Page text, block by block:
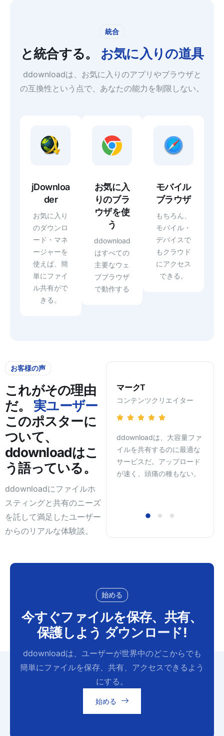
統合
と統合する。 お気に入りの道具
ddownloadは、お気に入りのアプリやブラウザと
の互換性という点で、あなたの能力を制限しない。
jDownloa
der
お気に入り
のダウンロ
ード・マネ
ージャーを
使えば、簡
単にファイ
ル共有がで
きる。
お気に入
りのブラ
ウザを使
う
ddownload
はすべての
主要なウェ
ブブラウザ
で動作する
モバイル
ブラウザ
もちろん、
モバイル・
デバイスで
もクラウド
にアクセス
できる。
お客様の声
これがその理由
だ。 実ユーザー
このポスターに
ついて、
ddownloadはこ
う語っている。
ddownloadにファイルホ
スティングと共有のニーズ
を託して満足したユーザー
からのリアルな体験談。
ジャマールA.
デジタルマーケター
他のホストも試したが、
ddownloadのファイル管理
と支払いオプションは無敵
だ。
マークT
コンテンツクリエイター
ddownloadは、大容量ファ
イルを共有するのに最適な
サービスだ。アップロード
が速く、頭痛の種もない。
始める
今すぐファイルを保存、共有、
保護しよう ダウンロード!
ddownloadは、ユーザーが世界中のどこからでも
簡単にファイルを保存、共有、アクセスできるよう
にする。
始める